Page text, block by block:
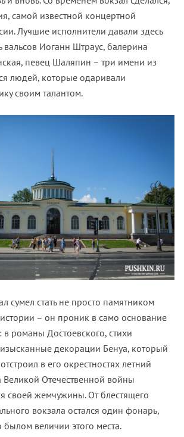
самой известной концертной
Лучшие исполнители давали здесь
вальсов Иоганн Штраус, балерина
певец Шаляпин – три имени из
людей, которые одаривали
своим талантом.
сумел стать не просто памятником
– он проник в само основание
в романы Достоевского, стихи
декорации Бенуа, который
в его окрестностях летний
Великой Отечественной войны
своей жемчужины. От блестящего
вокзала остался один фонарь,
величии этого места.